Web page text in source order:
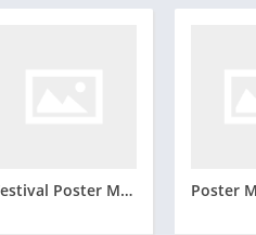
Festival Poster Maker & Video